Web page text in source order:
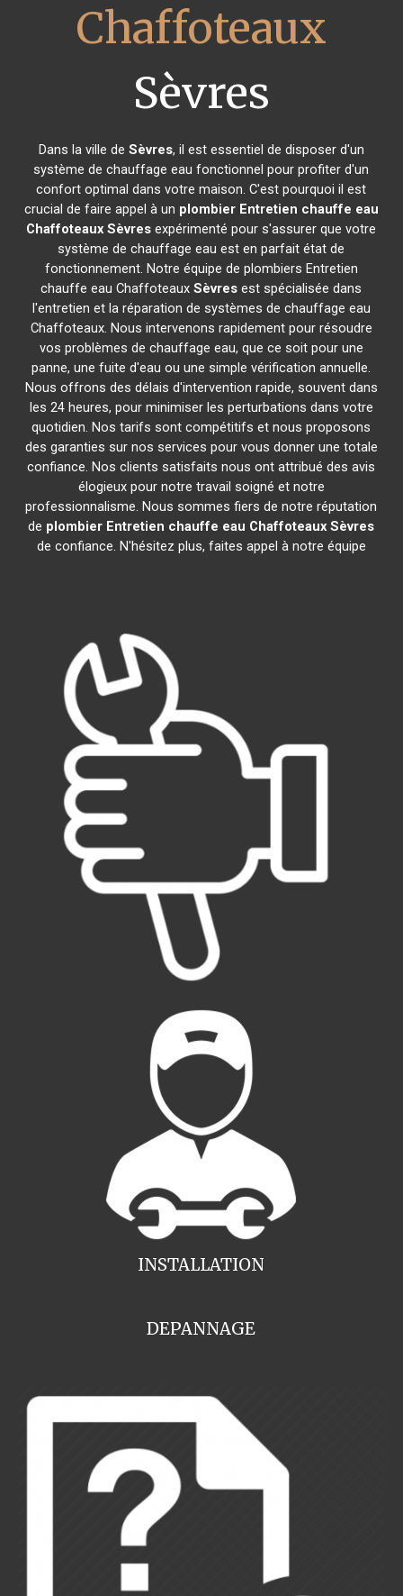
Chaffoteaux
Sèvres
Dans la ville de Sèvres, il est essentiel de disposer d'un
système de chauffage eau fonctionnel pour profiter d'un
confort optimal dans votre maison. C'est pourquoi il est
crucial de faire appel à un plombier Entretien chauffe eau
Chaffoteaux Sèvres expérimenté pour s'assurer que votre
système de chauffage eau est en parfait état de
fonctionnement. Notre équipe de plombiers Entretien
chauffe eau ChaffoteauxSèvres est spécialisée dans
l'entretien et la réparation de systèmes de chauffage eau
Chaffoteaux. Nous intervenons rapidement pour résoudre
vos problèmes de chauffage eau, que ce soit pour une
panne, une fuite d'eau ou une simple vérification annuelle.
Nous offrons des délais d'intervention rapide, souvent dans
les 24 heures, pour minimiser les perturbations dans votre
quotidien. Nos tarifs sont compétitifs et nous proposons
des garanties sur nos services pour vous donner une totale
confiance. Nos clients satisfaits nous ont attribué des avis
élogieux pour notre travail soigné et notre
professionnalisme. Nous sommes fiers de notre réputation
de plombier Entretien chauffe eau Chaffoteaux Sèvres
de confiance. N'hésitez plus, faites appel à notre équipe
INSTALLATION
DEPANNAGE